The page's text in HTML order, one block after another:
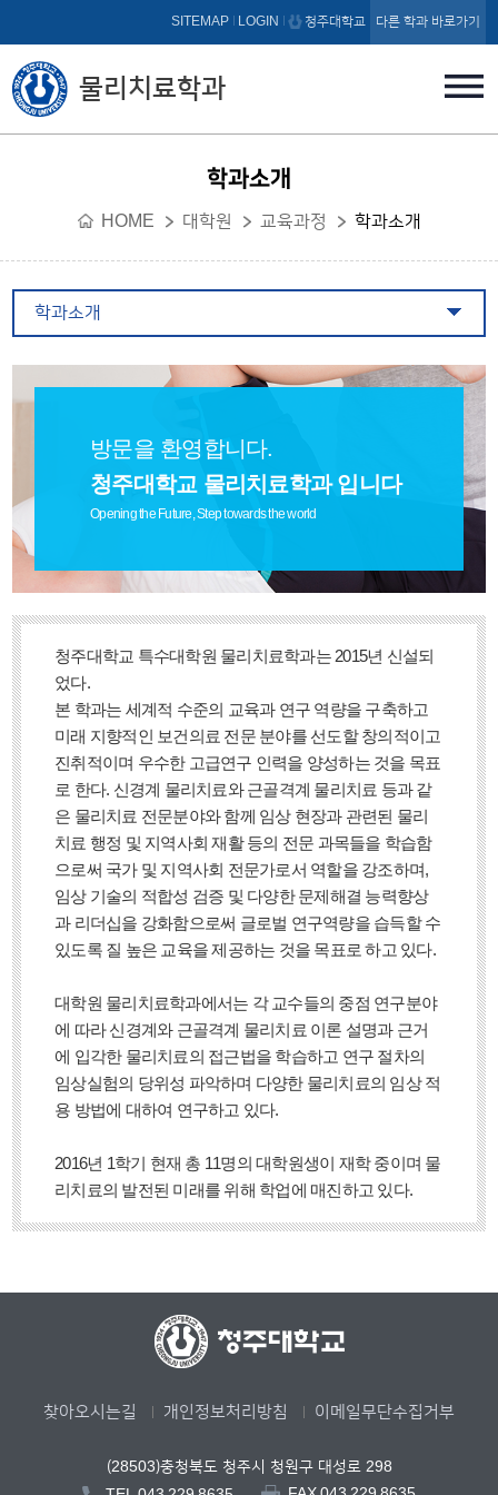
본문 바로가기
물리치료학과
SITEMAP LOGIN 청주대학교 다른 학과 바로가기
학과소개
HOME 대학원 교육과정 학과소개
학과소개
방문을 환영합니다.
청주대학교 물리치료학과 입니다
Opening the Future, Step towards the world
청주대학교 특수대학원 물리치료학과는 2015년 신설되
었다.
본 학과는 세계적 수준의 교육과 연구 역량을 구축하고
미래 지향적인 보건의료 전문 분야를 선도할 창의적이고
진취적이며 우수한 고급연구 인력을 양성하는 것을 목표
로 한다. 신경계 물리치료와 근골격계 물리치료 등과 같
은 물리치료 전문분야와 함께 임상 현장과 관련된 물리
치료 행정 및 지역사회 재활 등의 전문 과목들을 학습함
으로써 국가 및 지역사회 전문가로서 역할을 강조하며,
임상 기술의 적합성 검증 및 다양한 문제해결 능력향상
과 리더십을 강화함으로써 글로벌 연구역량을 습득할 수
있도록 질 높은 교육을 제공하는 것을 목표로 하고 있다.
대학원 물리치료학과에서는 각 교수들의 중점 연구분야
에 따라 신경계와 근골격계 물리치료 이론 설명과 근거
에 입각한 물리치료의 접근법을 학습하고 연구 절차의
임상실험의 당위성 파악하며 다양한 물리치료의 임상 적
용 방법에 대하여 연구하고 있다.
2016년 1학기 현재 총 11명의 대학원생이 재학 중이며 물
리치료의 발전된 미래를 위해 학업에 매진하고 있다.
찾아오시는길 개인정보처리방침 이메일무단수집거부
(28503)충청북도 청주시 청원구 대성로 298